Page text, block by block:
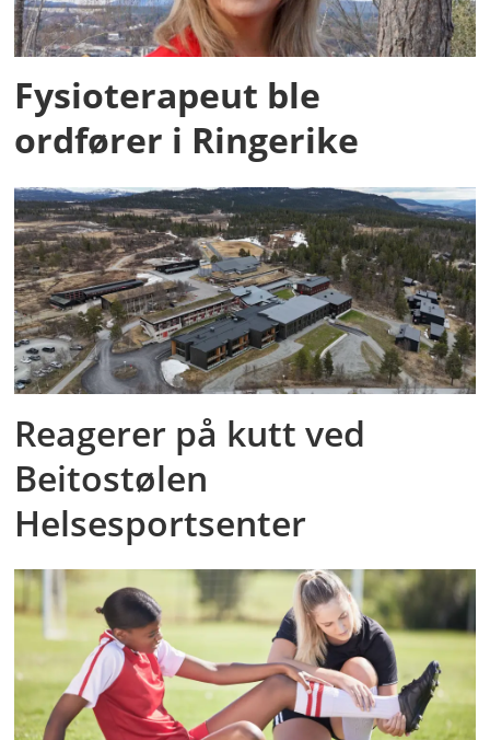
Fysioterapeut ble
ordfører i Ringerike
Reagerer på kutt ved
Beitostølen
Helsesportsenter